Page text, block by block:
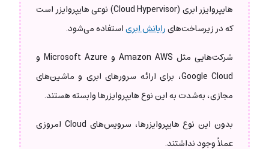
هایپروایزر ابری (Cloud Hypervisor) نوعی هایپروایزر است
که در زیرساخت‌هایرایانش ابریاستفاده می‌شود.
شرکت‌هایی مثل Amazon AWS و Microsoft Azure و
Google Cloud، برای ارائه سرورهای ابری و ماشین‌های
مجازی، به‌شدت به این نوع هایپروایزرها وابسته هستند.
بدون این نوع هایپروایزرها، سرویس‌های Cloud امروزی
عملاً وجود نداشتند.